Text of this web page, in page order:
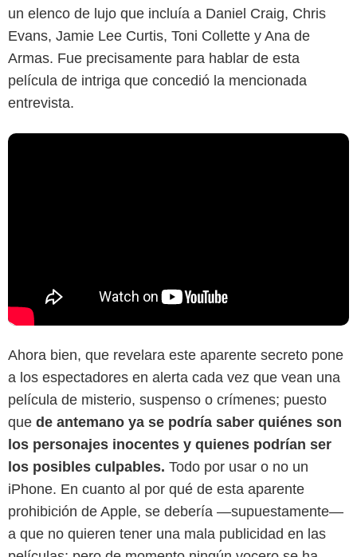
un elenco de lujo que incluía a Daniel Craig, Chris
Evans, Jamie Lee Curtis, Toni Collette y Ana de
Armas. Fue precisamente para hablar de esta
película de intriga que concedió la mencionada
entrevista.
Ahora bien, que revelara este aparente secreto pone
a los espectadores en alerta cada vez que vean una
película de misterio, suspenso o crímenes; puesto
que de antemano ya se podría saber quiénes son
los personajes inocentes y quienes podrían ser
los posibles culpables. Todo por usar o no un
iPhone. En cuanto al por qué de esta aparente
prohibición de Apple, se debería —supuestamente—
a que no quieren tener una mala publicidad en las